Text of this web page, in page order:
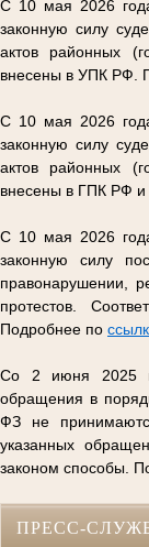
С 10 мая 2026
законную силу
актов районных
внесены в УПК РФ.
С 10 мая 2026
законную силу
актов районных
внесены в ГПК РФ
С 10 мая 2026
законную силу
правонарушении,
протестов.
Подробнее по
Со 2 июня 2025 г.
обращения в
ФЗ не
указанных
законом способы.
ПРЕСС-